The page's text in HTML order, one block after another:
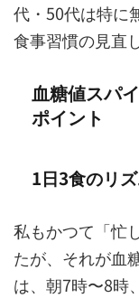
代・50代は特に
食事習慣の見直
血糖値スパ
ポイント
1日3食のリ
私もかつて「忙
たが、それが血
は、朝7時〜8時